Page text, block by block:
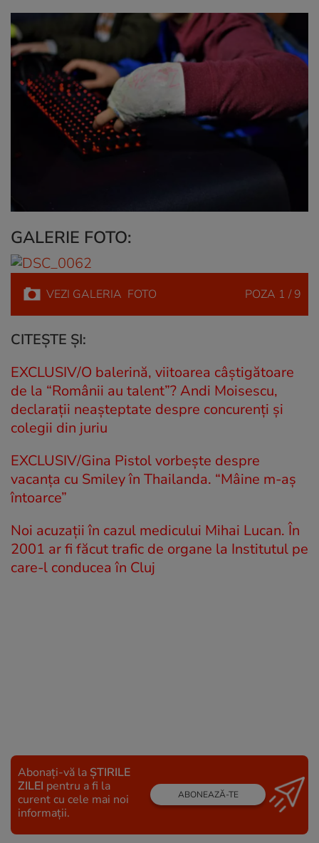
GALERIE FOTO:
VEZI GALERIA FOTO POZA 1 / 9
CITEȘTE ȘI:
EXCLUSIV/O balerină, viitoarea câștigătoare
de la “Românii au talent”? Andi Moisescu,
declarații neașteptate despre concurenți și
colegii din juriu
EXCLUSIV/Gina Pistol vorbește despre
vacanța cu Smiley în Thailanda. “Mâine m-aș
întoarce”
Noi acuzații în cazul medicului Mihai Lucan. În
2001 ar fi făcut trafic de organe la Institutul pe
care-l conducea în Cluj
Abonați-vă la ȘTIRILE
ZILEI pentru a fi la
curent cu cele mai noi
informații.
ABONEAZĂ-TE